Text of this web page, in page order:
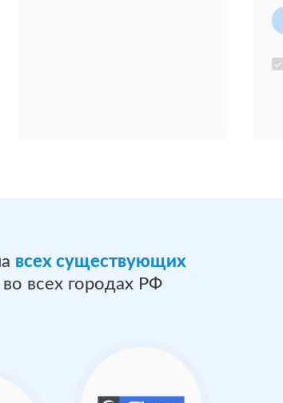
всех существующих
всех городах РФ